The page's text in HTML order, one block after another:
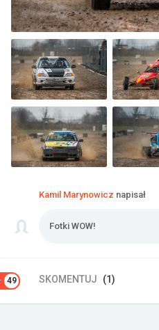
Kamil Marynowicz napisał
Fotki WOW!
49 SKOMENTUJ (1)